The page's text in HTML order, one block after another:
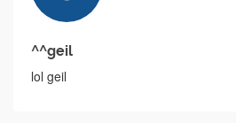
^^geil
lol geil